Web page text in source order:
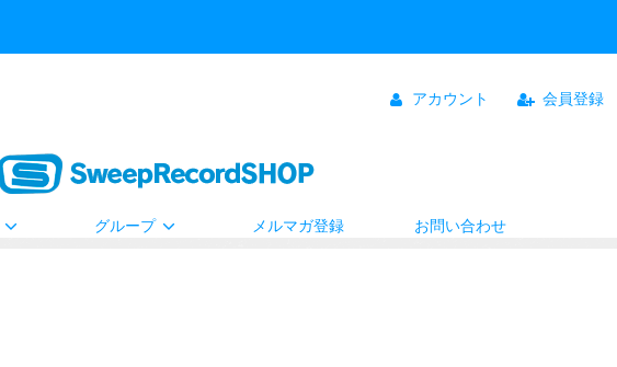
アカウント 会員登録
グループ メルマガ登録 お問い合わせ